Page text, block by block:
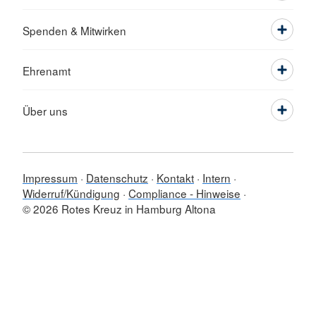
Spenden & Mitwirken
Ehrenamt
Über uns
Impressum Datenschutz Kontakt Intern
Widerruf/Kündigung Compliance - Hinweise
© 2026 Rotes Kreuz in Hamburg Altona